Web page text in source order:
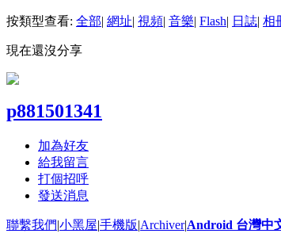
按類型查看: 全部| 網址| 視頻| 音樂| Flash| 日誌| 相
現在還沒分享
p881501341
加為好友
給我留言
打個招呼
發送消息
聯繫我們|小黑屋|手機版|Archiver|Android 台灣中